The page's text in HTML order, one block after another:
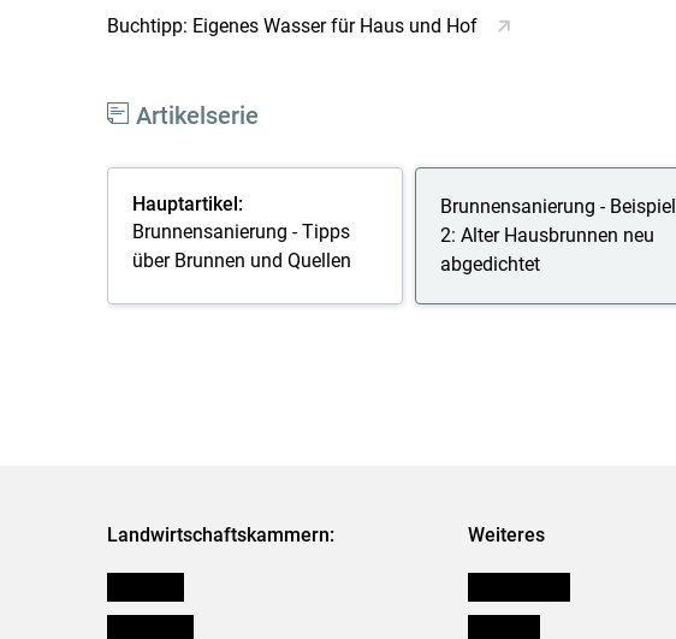
Buchtipp: Eigenes Wasser für Haus und Hof
Artikelserie
Hauptartikel:
Brunnensanierung - Tipps
über Brunnen und Quellen
Brunnensanierung - Beispiel
2: Alter Hausbrunnen neu
abgedichtet
Landwirtschaftskammern: Weiteres